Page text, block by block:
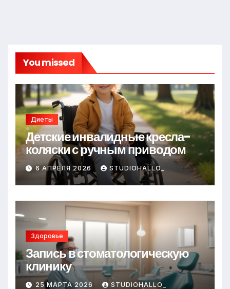
You missed
Диеты
Детские инвалидные кресла-
коляски с ручным приводом
6 АПРЕЛЯ 2026 STUDIOHALLO_
Здоровье
Запись в стоматологическую
клинику
25 МАРТА 2026 STUDIOHALLO_